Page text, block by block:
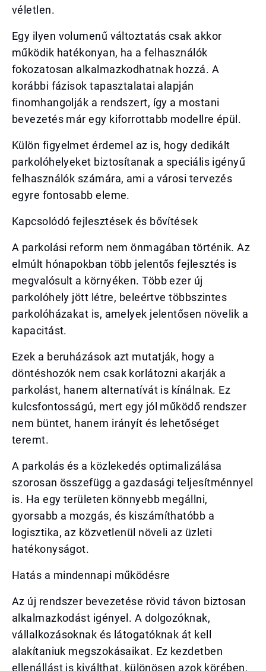
véletlen.
Egy ilyen volumenű változtatás csak akkor
működik hatékonyan, ha a felhasználók
fokozatosan alkalmazkodhatnak hozzá. A
korábbi fázisok tapasztalatai alapján
finomhangolják a rendszert, így a mostani
bevezetés már egy kiforrottabb modellre épül.
Külön figyelmet érdemel az is, hogy dedikált
parkolóhelyeket biztosítanak a speciális igényű
felhasználók számára, ami a városi tervezés
egyre fontosabb eleme.
Kapcsolódó fejlesztések és bővítések
A parkolási reform nem önmagában történik. Az
elmúlt hónapokban több jelentős fejlesztés is
megvalósult a környéken. Több ezer új
parkolóhely jött létre, beleértve többszintes
parkolóházakat is, amelyek jelentősen növelik a
kapacitást.
Ezek a beruházások azt mutatják, hogy a
döntéshozók nem csak korlátozni akarják a
parkolást, hanem alternatívát is kínálnak. Ez
kulcsfontosságú, mert egy jól működő rendszer
nem büntet, hanem irányít és lehetőséget
teremt.
A parkolás és a közlekedés optimalizálása
szorosan összefügg a gazdasági teljesítménnyel
is. Ha egy területen könnyebb megállni,
gyorsabb a mozgás, és kiszámíthatóbb a
logisztika, az közvetlenül növeli az üzleti
hatékonyságot.
Hatás a mindennapi működésre
Az új rendszer bevezetése rövid távon biztosan
alkalmazkodást igényel. A dolgozóknak,
vállalkozásoknak és látogatóknak át kell
alakítaniuk megszokásaikat. Ez kezdetben
ellenállást is kiválthat, különösen azok körében,